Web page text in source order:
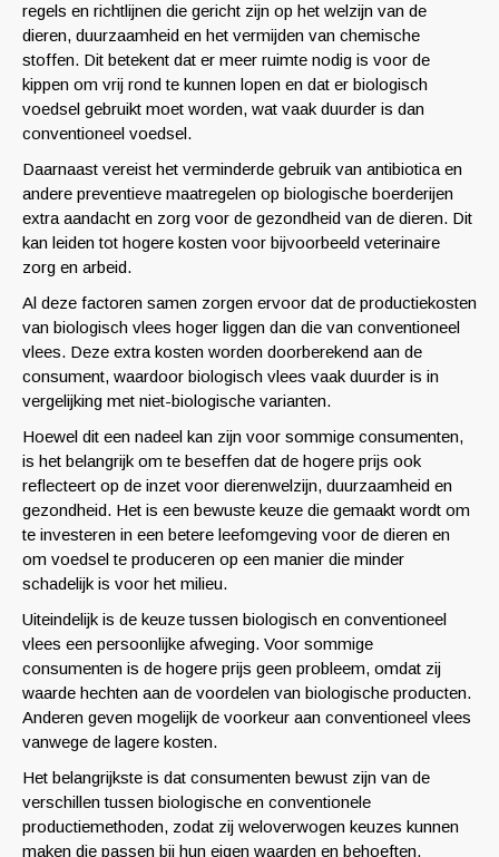
regels en richtlijnen die gericht zijn op het welzijn van de
dieren, duurzaamheid en het vermijden van chemische
stoffen. Dit betekent dat er meer ruimte nodig is voor de
kippen om vrij rond te kunnen lopen en dat er biologisch
voedsel gebruikt moet worden, wat vaak duurder is dan
conventioneel voedsel.
Daarnaast vereist het verminderde gebruik van antibiotica en
andere preventieve maatregelen op biologische boerderijen
extra aandacht en zorg voor de gezondheid van de dieren. Dit
kan leiden tot hogere kosten voor bijvoorbeeld veterinaire
zorg en arbeid.
Al deze factoren samen zorgen ervoor dat de productiekosten
van biologisch vlees hoger liggen dan die van conventioneel
vlees. Deze extra kosten worden doorberekend aan de
consument, waardoor biologisch vlees vaak duurder is in
vergelijking met niet-biologische varianten.
Hoewel dit een nadeel kan zijn voor sommige consumenten,
is het belangrijk om te beseffen dat de hogere prijs ook
reflecteert op de inzet voor dierenwelzijn, duurzaamheid en
gezondheid. Het is een bewuste keuze die gemaakt wordt om
te investeren in een betere leefomgeving voor de dieren en
om voedsel te produceren op een manier die minder
schadelijk is voor het milieu.
Uiteindelijk is de keuze tussen biologisch en conventioneel
vlees een persoonlijke afweging. Voor sommige
consumenten is de hogere prijs geen probleem, omdat zij
waarde hechten aan de voordelen van biologische producten.
Anderen geven mogelijk de voorkeur aan conventioneel vlees
vanwege de lagere kosten.
Het belangrijkste is dat consumenten bewust zijn van de
verschillen tussen biologische en conventionele
productiemethoden, zodat zij weloverwogen keuzes kunnen
maken die passen bij hun eigen waarden en behoeften.